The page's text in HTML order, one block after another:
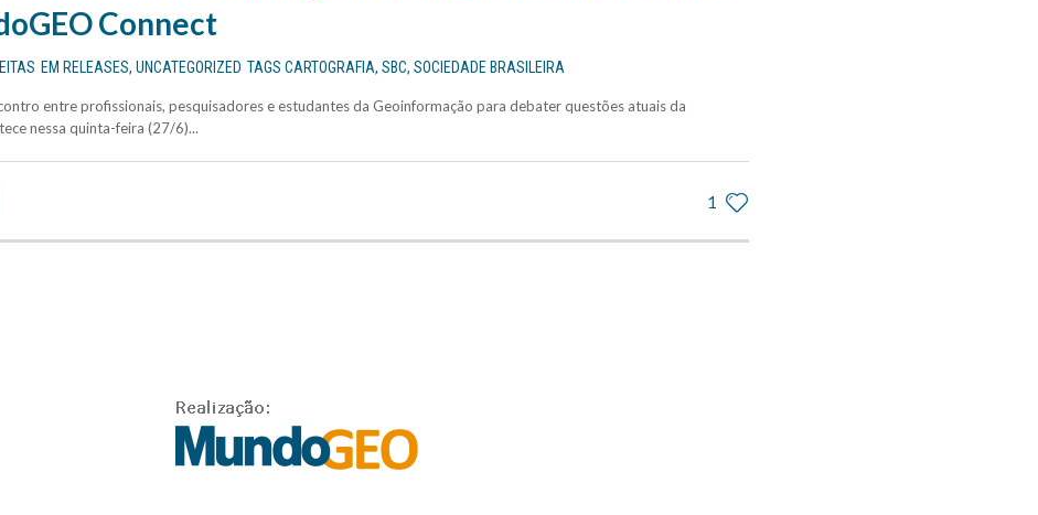
Connect
EM RELEASES, UNCATEGORIZED TAGS CARTOGRAFIA, SBC, SOCIEDADE BRASILEIRA
entre profissionais, pesquisadores e estudantes da Geoinformação para debater questões atuais da
nessa quinta-feira (27/6)...
1